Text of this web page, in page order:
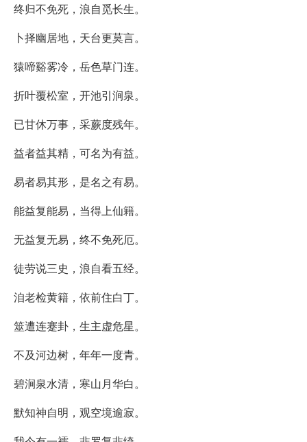
终归不免死，浪自觅长生。
卜择幽居地，天台更莫言。
猿啼谿雾冷，岳色草门连。
折叶覆松室，开池引涧泉。
已甘休万事，采蕨度残年。
益者益其精，可名为有益。
易者易其形，是名之有易。
能益复能易，当得上仙籍。
无益复无易，终不免死厄。
徒劳说三史，浪自看五经。
洎老检黄籍，依前住白丁。
筮遭连蹇卦，生主虚危星。
不及河边树，年年一度青。
碧涧泉水清，寒山月华白。
默知神自明，观空境逾寂。